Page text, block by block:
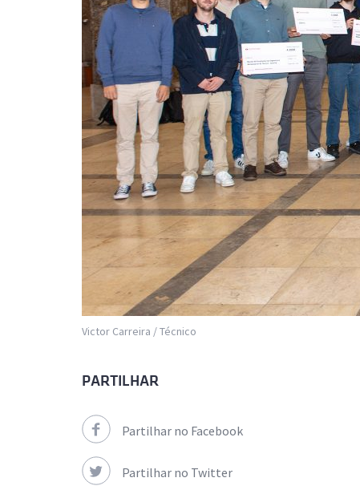
Victor Carreira / Técnico
PARTILHAR
Partilhar no Facebook
Partilhar no Twitter